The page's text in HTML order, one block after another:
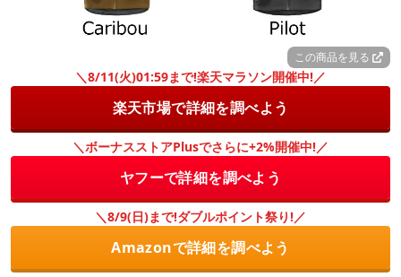
この商品を見る
＼8/11(火)01:59まで!楽天マラソン開催中!／
楽天市場で詳細を調べよう
＼ボーナスストアPlusでさらに+2%開催中!／
ヤフーで詳細を調べよう
＼8/9(日)まで!ダブルポイント祭り!／
Amazonで詳細を調べよう